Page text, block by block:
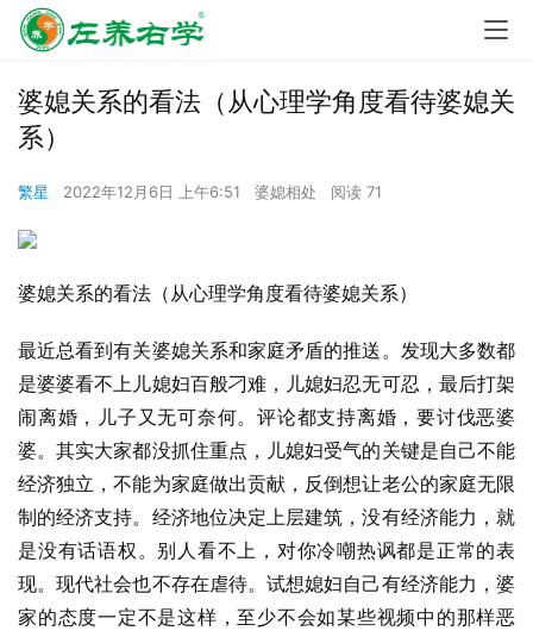
婆媳关系的看法（从心理学角度看待婆媳关
系）
繁星 2022年12月6日 上午6:51 婆媳相处 阅读 71
婆媳关系的看法（从心理学角度看待婆媳关系）
最近总看到有关婆媳关系和家庭矛盾的推送。发现大多数都
是婆婆看不上儿媳妇百般刁难，儿媳妇忍无可忍，最后打架
闹离婚，儿子又无可奈何。评论都支持离婚，要讨伐恶婆
婆。其实大家都没抓住重点，儿媳妇受气的关键是自己不能
经济独立，不能为家庭做出贡献，反倒想让老公的家庭无限
制的经济支持。经济地位决定上层建筑，没有经济能力，就
是没有话语权。别人看不上，对你冷嘲热讽都是正常的表
现。现代社会也不存在虐待。试想媳妇自己有经济能力，婆
家的态度一定不是这样，至少不会如某些视频中的那样恶